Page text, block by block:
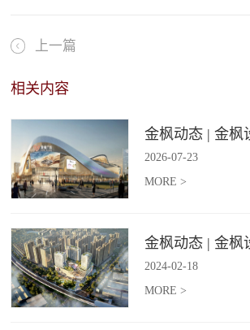
上一篇
相关内容
2026-07-23
MORE >
2024-02-18
MORE >